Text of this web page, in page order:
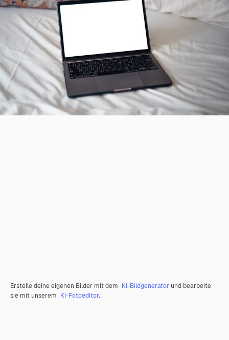
Erstelle deine eigenen Bilder mit dem KI-Bildgenerator und bearbeite
sie mit unserem KI-Fotoeditor.